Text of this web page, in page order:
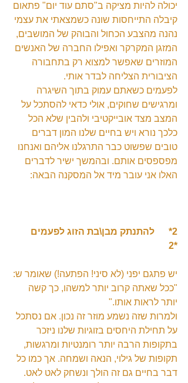
יכולה להיות מציקה ב"סתם עוד יום" פתאום
קיבלה התייחסות שונה כשמצאתי את עצמי
נהנה מהצבע הכחול והבוהק של המושבים,
המזגן המקרקר ואפילו החברה של האנשים
המוזרים שאפשר למצוא רק בתחבורה
הציבורית הצליחה לבדר אותי.
לפעמים כשאתם עמוק בתוך השיגרה
ומרגישים שחוקים, אולי כדאי להסתכל על
המצב מצד אובייקטיבי ולהבין שלא הכל
כלכך נורא ויש בחיים שלנו המון דברים
טובים שפשוט כבר התרגלנו אליהם ואנחנו
מפספסים אותם. ובהמשך ישיר לדברים
האלו אני עובר מיד אל המסקנה הבאה:
2*      להתנתק מבן\בת הזוג לפעמים
*2
יש פתגם יפני (לא סיני! הפתעה!) שאומר ש:
"ככל שאתה קרוב יותר למשהו, כך קשה
יותר לראות אותו."
ולמרות שזה נשמע מוזר זה נכון. אם נסתכל
על תחילת היחסים בזוגיות שלנו ניזכר
בתקופות הרבה יותר רומנטיות ומרגשות,
תקופות של גילוי, הנאה ושמחה. אך כמו כל
דבר בחיים גם זה הולך ונשחק לאט לאט.